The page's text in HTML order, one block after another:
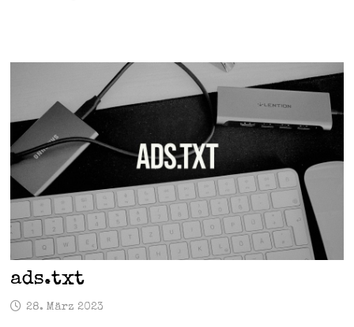
ads.txt
28. März 2023